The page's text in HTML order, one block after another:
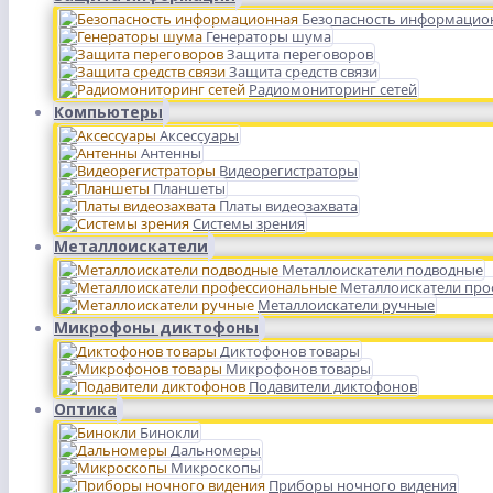
Безопасность
Генераторы шума
Защита переговоров
Защита средств связи
Радиомониторинг сетей
Компьютеры
Аксессуары
Антенны
Видеорегистраторы
Планшеты
Платы видеозахвата
Системы зрения
Металлоискатели
Металлоискатели подводные
Металлоискатели
Металлоискатели ручные
Микрофоны диктофоны
Диктофонов товары
Микрофонов товары
Подавители диктофонов
Оптика
Бинокли
Дальномеры
Микроскопы
Приборы ночного видения